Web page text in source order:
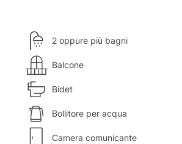
2 oppure più bagni
Balcone
Bidet
Bollitore per acqua
Camera comunicante